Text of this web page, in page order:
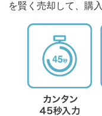
を賢く売却して、購